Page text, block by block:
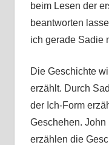
beim Lesen der
beantworten
ich gerade Sadie
Die Geschichte
erzählt. Durch
der Ich-Form
Geschehen. John
erzählen die